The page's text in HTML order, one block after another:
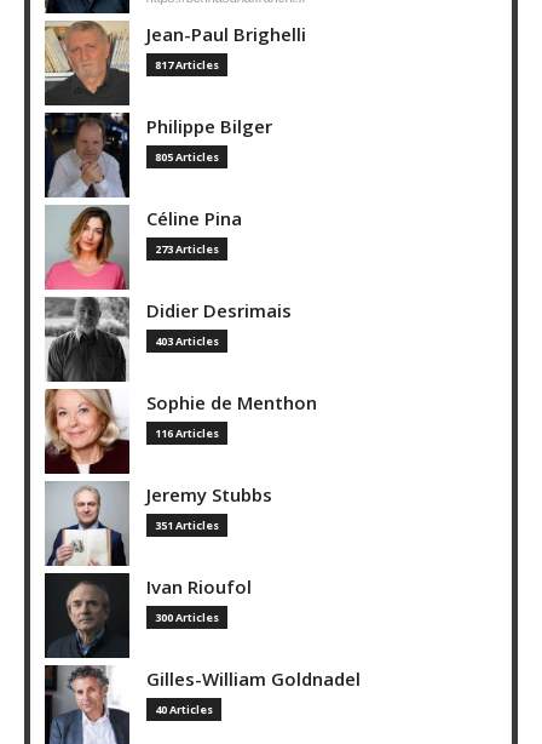
Jean-Paul Brighelli
817 Articles
Philippe Bilger
805 Articles
Céline Pina
273 Articles
Didier Desrimais
403 Articles
Sophie de Menthon
116 Articles
Jeremy Stubbs
351 Articles
Ivan Rioufol
300 Articles
Gilles-William Goldnadel
40 Articles